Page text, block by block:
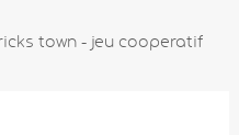
town - jeu cooperatif